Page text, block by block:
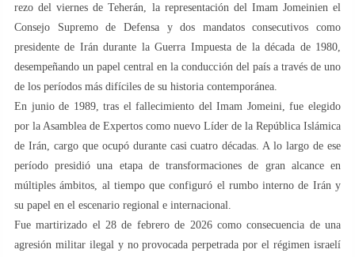
rezo del viernes de Teherán, la representación del Imam Jomeinien el
Consejo Supremo de Defensa y dos mandatos consecutivos como
presidente de Irán durante la Guerra Impuesta de la década de 1980,
desempeñando un papel central en la conducción del país a través de uno
de los períodos más difíciles de su historia contemporánea.
En junio de 1989, tras el fallecimiento del Imam Jomeini, fue elegido
por la Asamblea de Expertos como nuevo Líder de la República Islámica
de Irán, cargo que ocupó durante casi cuatro décadas. A lo largo de ese
período presidió una etapa de transformaciones de gran alcance en
múltiples ámbitos, al tiempo que configuró el rumbo interno de Irán y
su papel en el escenario regional e internacional.
Fue martirizado el 28 de febrero de 2026 como consecuencia de una
agresión militar ilegal y no provocada perpetrada por el régimen israelí